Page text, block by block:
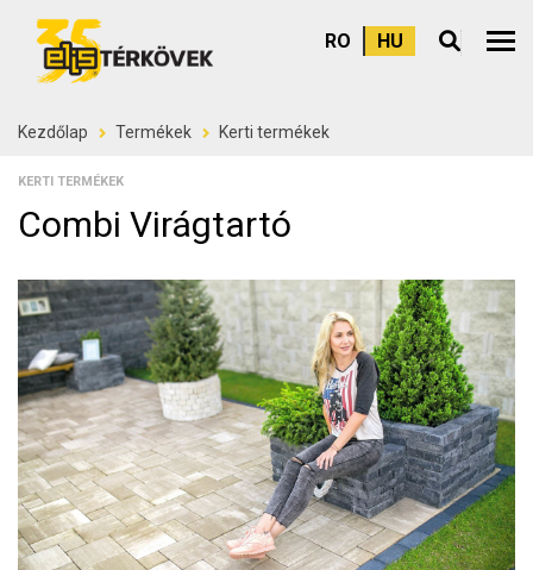
RO HU
Kezdőlap Termékek Kerti termékek
KERTI TERMÉKEK
Combi Virágtartó